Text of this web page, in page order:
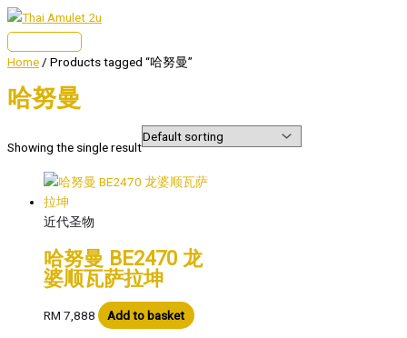
Skip
to
contentMain
Menu
Home / Products tagged “哈努曼”
哈努曼
Showing the single result
近代圣物
哈努曼 BE2470 龙
婆顺瓦萨拉坤
RM 7,888 Add to basket